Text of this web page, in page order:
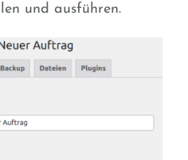
und ausführen.